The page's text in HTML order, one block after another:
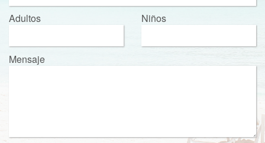
Adultos Niños
Mensaje